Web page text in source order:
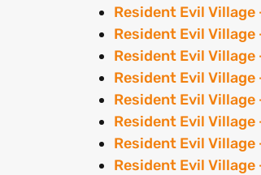
Resident Evil Village
Resident Evil
Resident Evil
Resident Evil
Resident Evil Village
Resident Evil
Resident Evil
Resident Evil Village